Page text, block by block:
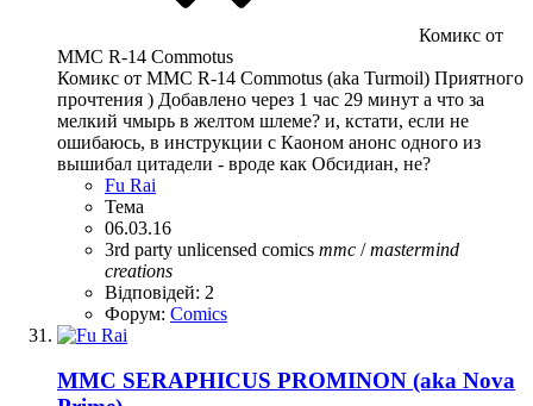
Комикс от
ММС R-14 Commotus
Комикс от ММС R-14 Commotus (aka Turmoil) Приятного
прочтения ) Добавлено через 1 час 29 минут а что за
мелкий чмырь в желтом шлеме? и, кстати, если не
ошибаюсь, в инструкции с Каоном анонс одного из
вышибал цитадели - вроде как Обсидиан, не?
Fu Rai
Тема
06.03.16
3rd party unlicensed comics mmc /mastermind
creations
Відповідей: 2
Форум: Comics
MMC SERAPHICUS PROMINON (aka Nova